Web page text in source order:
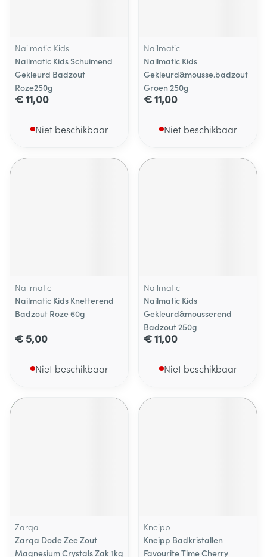
Nailmatic Kids
Nailmatic Kids Schuimend
Gekleurd Badzout
Roze250g
€ 11,00
Niet beschikbaar
Nailmatic
Nailmatic Kids
Gekleurd&mousse.badzout
Groen 250g
€ 11,00
Niet beschikbaar
Nailmatic
Nailmatic Kids Knetterend
Badzout Roze 60g
€ 5,00
Niet beschikbaar
Nailmatic
Nailmatic Kids
Gekleurd&mousserend
Badzout 250g
€ 11,00
Niet beschikbaar
Zarqa
Zarqa Dode Zee Zout
Magnesium Crystals Zak 1kg
Kneipp
Kneipp Badkristallen
Favourite Time Cherry